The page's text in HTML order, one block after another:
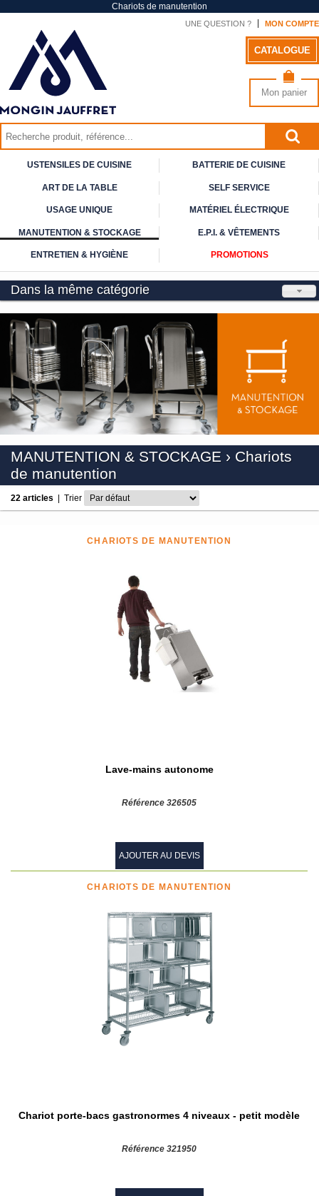
Chariots de manutention
UNE QUESTION ? MON COMPTE
CATALOGUE
Mon panier
USTENSILES DE CUISINE BATTERIE DE CUISINE
ART DELA TABLE SELFSERVICE
USAGE UNIQUE MATÉRIEL ÉLECTRIQUE
MANUTENTION & STOCKAGE E.P.I. & VÊTEMENTS
ENTRETIEN & HYGIÈNE PROMOTIONS
Dans la même catégorie
MANUTENTION & STOCKAGE › Chariots
de manutention
22 articles Trier
CHARIOTS DE MANUTENTION
Lave-mains autonome
Référence 326505
AJOUTER AU DEVIS
CHARIOTS DE MANUTENTION
Chariot porte-bacs gastronormes 4 niveaux - petit modèle
Référence 321950